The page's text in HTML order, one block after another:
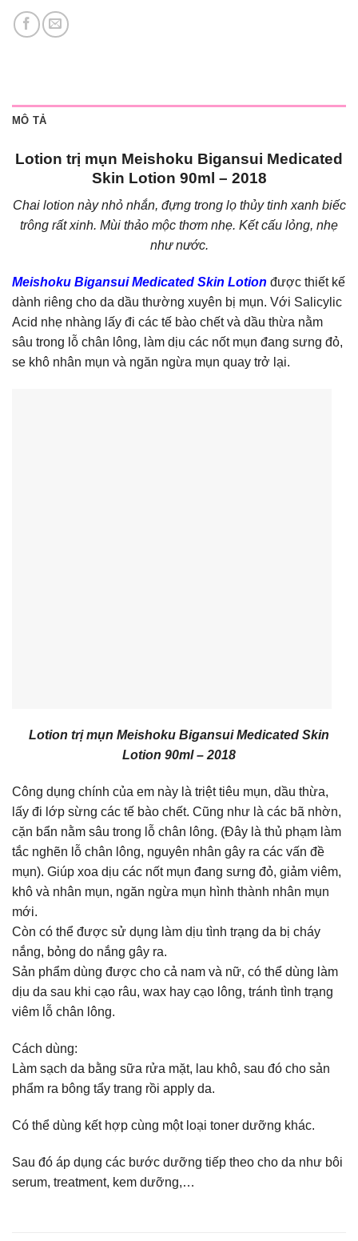
MÔ TẢ
Lotion trị mụn Meishoku Bigansui Medicated
Skin Lotion 90ml – 2018
Chai lotion này nhỏ nhắn, đựng trong lọ thủy tinh xanh biếc
trông rất xinh. Mùi thảo mộc thơm nhẹ. Kết cấu lỏng, nhẹ
như nước.
Meishoku Bigansui Medicated Skin Lotion được thiết kế
dành riêng cho da dầu thường xuyên bị mụn. Với Salicylic
Acid nhẹ nhàng lấy đi các tế bào chết và dầu thừa nằm
sâu trong lỗ chân lông, làm dịu các nốt mụn đang sưng đỏ,
se khô nhân mụn và ngăn ngừa mụn quay trở lại.
Lotion trị mụn Meishoku Bigansui Medicated Skin
Lotion 90ml – 2018
Công dụng chính của em này là triệt tiêu mụn, dầu thừa,
lấy đi lớp sừng các tế bào chết. Cũng như là các bã nhờn,
cặn bẩn nằm sâu trong lỗ chân lông. (Đây là thủ phạm làm
tắc nghẽn lỗ chân lông, nguyên nhân gây ra các vấn đề
mụn). Giúp xoa dịu các nốt mụn đang sưng đỏ, giảm viêm,
khô và nhân mụn, ngăn ngừa mụn hình thành nhân mụn
mới.
Còn có thể được sử dụng làm dịu tình trạng da bị cháy
nắng, bỏng do nắng gây ra.
Sản phẩm dùng được cho cả nam và nữ, có thể dùng làm
dịu da sau khi cạo râu, wax hay cạo lông, tránh tình trạng
viêm lỗ chân lông.
Cách dùng:
Làm sạch da bằng sữa rửa mặt, lau khô, sau đó cho sản
phẩm ra bông tẩy trang rồi apply da.
Có thể dùng kết hợp cùng một loại toner dưỡng khác.
Sau đó áp dụng các bước dưỡng tiếp theo cho da như bôi
serum, treatment, kem dưỡng,…